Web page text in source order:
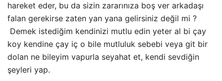
hareket eder, bu da sizin zararınıza boş ver arkadaşı
falan gerekirse zaten yan yana gelirsiniz değil mi ?
Demek istediğim kendinizi mutlu edin yeter al bi çay
koy kendine çay iç o bile mutluluk sebebi veya git bir
dolan ne bileyim vapurla seyahat et, kendi sevdiğin
şeyleri yap.